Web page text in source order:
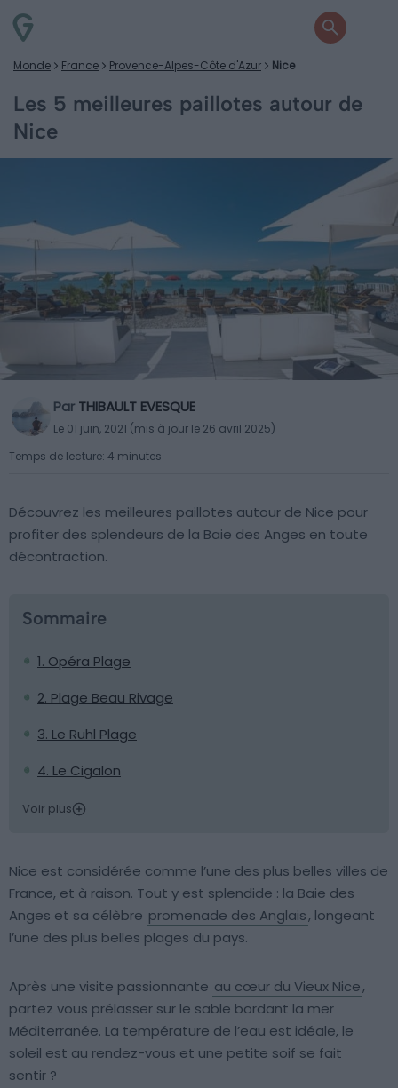
Monde France Provence-Alpes-Côte d'Azur Nice
Les 5 meilleures paillotes autour de
Nice
Par THIBAULT EVESQUE
Le 01 juin, 2021 (mis à jour le 26 avril 2025)
Temps de lecture: 4 minutes
Découvrez les meilleures paillotes autour de Nice pour
profiter des splendeurs de la Baie des Anges en toute
décontraction.
Sommaire
1. Opéra Plage
2. Plage Beau Rivage
3. Le Ruhl Plage
4. Le Cigalon
Voir plus
Nice est considérée comme l’une des plus belles villes de
France, et à raison. Tout y est splendide : la Baie des
Anges et sa célèbre promenade des Anglais, longeant
l’une des plus belles plages du pays.
Après une visite passionnante au cœur du Vieux Nice,
partez vous prélasser sur le sable bordant la mer
Méditerranée. La température de l’eau est idéale, le
soleil est au rendez-vous et une petite soif se fait
sentir ?